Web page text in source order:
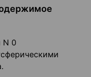
N 0